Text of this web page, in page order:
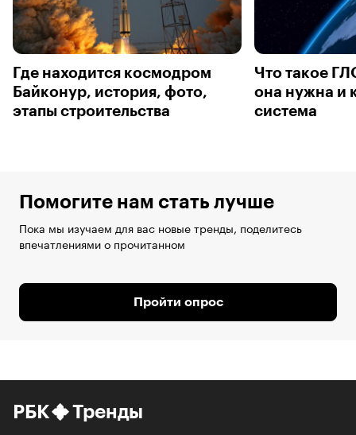
Где находится космодром
Байконур, история, фото,
этапы строительства
Что такое
она нужна и
система
Помогите нам стать лучше
Пока мы изучаем для вас новые тренды, поделитесь
впечатлениями о прочитанном
Пройти опрос
РБК Тренды